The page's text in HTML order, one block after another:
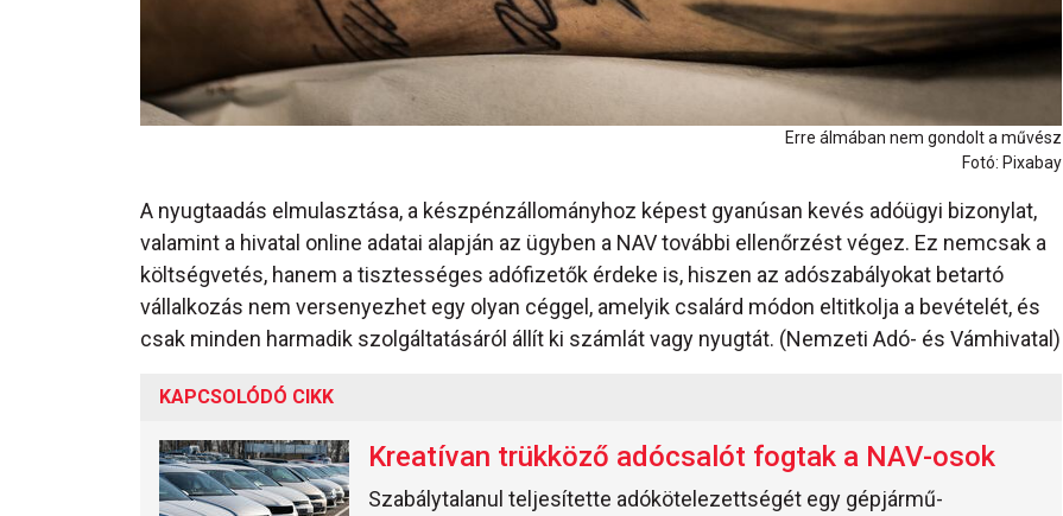
Erre álmában nem gondolt a művész
Fotó: Pixabay
A nyugtaadás elmulasztása, a készpénzállományhoz képest gyanúsan kevés adóügyi bizonylat,
valamint a hivatal online adatai alapján az ügyben a NAV további ellenőrzést végez. Ez nemcsak a
költségvetés, hanem a tisztességes adófizetők érdeke is, hiszen az adószabályokat betartó
vállalkozás nem versenyezhet egy olyan céggel, amelyik csalárd módon eltitkolja a bevételét, és
csak minden harmadik szolgáltatásáról állít ki számlát vagy nyugtát. (Nemzeti Adó- és Vámhivatal)
KAPCSOLÓDÓ CIKK
Kreatívan trükköző adócsalót fogtak a NAV-osok
Szabálytalanul teljesítette adókötelezettségét egy gépjármű-